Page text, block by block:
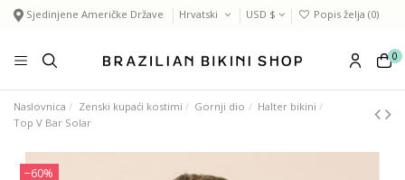
Sjedinjene Američke Države Hrvatski USD $ Popis želja (0)
0
Naslovnica Zenski kupaći kostimi Gornji dio
Halter bikini
Top V Bar Solar
−60%